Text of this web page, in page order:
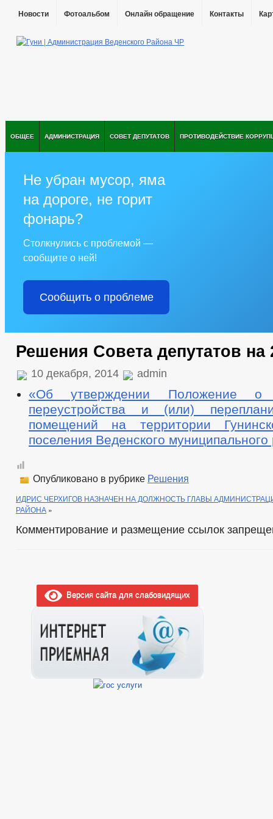
Новости Фотоальбом Онлайн обращение Контакты
ОБЩЕЕ АДМИНИСТРАЦИЯ СОВЕТ ДЕПУТАТОВ ПРОТИВОДЕЙСТВИЕ
Не убран мусор, яма
на дороге, не горит
фонарь?
Столкнулись с проблемой —
сообщите о ней!
Сообщить о проблеме
Решения Совета депутатов на
10 декабря, 2014 admin
«Об утверждении Положение о
переустройства и (или)
помещений на территории
поселения Веденского
Опубликовано в рубрике Решения
ИДРИС ЧЕРХИГОВ НАЗНАЧЕН НА ДОЛЖНОСТЬ ГЛАВЫ
РАЙОНА »
Комментирование и размещение ссылок
Версия сайта для слабовидящих